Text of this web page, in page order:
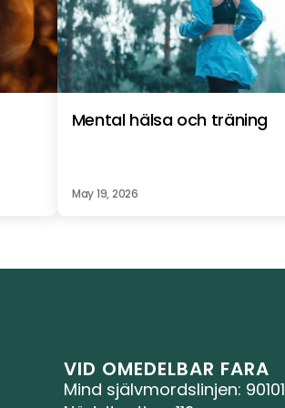
Mental hälsa och träning
May 19, 2026
VID OMEDELBAR FARA
Mind självmordslinjen: 90101